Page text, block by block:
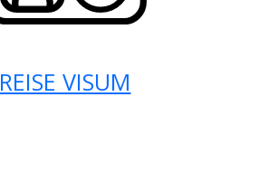
REISE VISUM